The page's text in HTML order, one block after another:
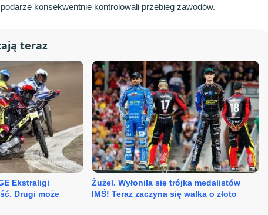
konsekwentnie kontrolowali przebieg zawodów.
teraz
Ekstraligi
Drugi może
Żużel. Wyłoniła się trójka medalistów
IMŚ! Teraz zaczyna się walka o złoto